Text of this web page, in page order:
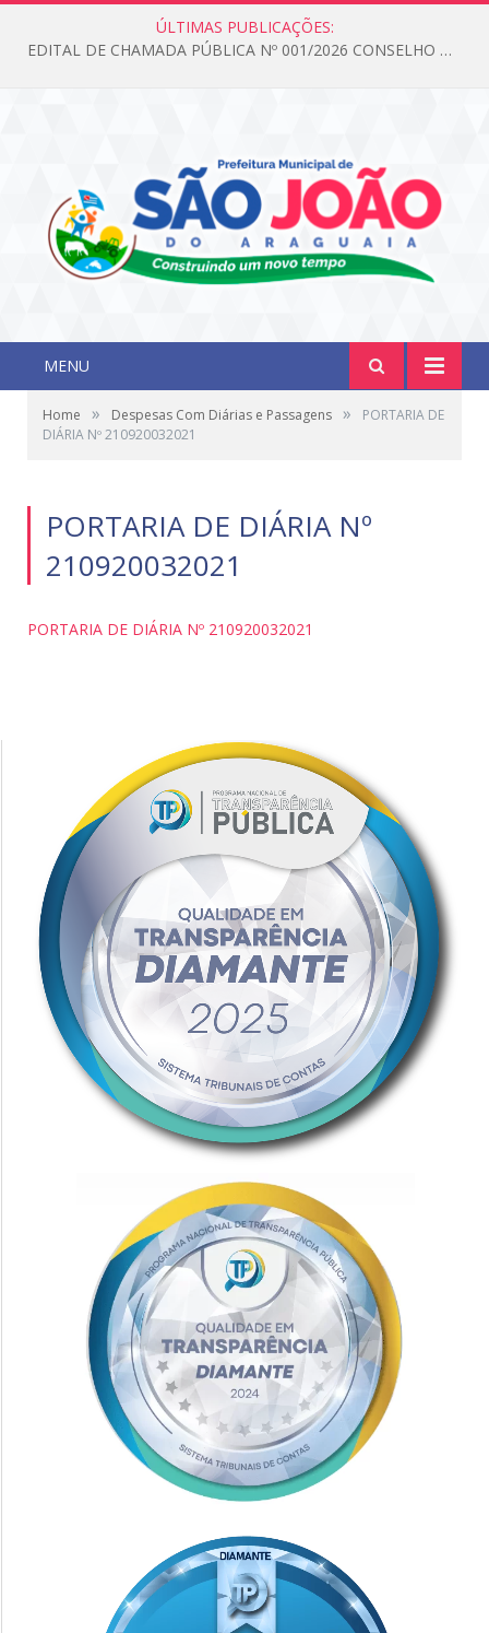
ÚLTIMAS PUBLICAÇÕES:
EDITAL DE CHAMADA PÚBLICA Nº 001/2026 CONSELHO DOS DIREITOS DA CRIANÇA E DO ADOLESCENTE
MENU
Home » Despesas Com Diárias e Passagens »
PORTARIA DE
DIÁRIA Nº 210920032021
PORTARIA DE DIÁRIA Nº
210920032021
PORTARIA DE DIÁRIA Nº 210920032021